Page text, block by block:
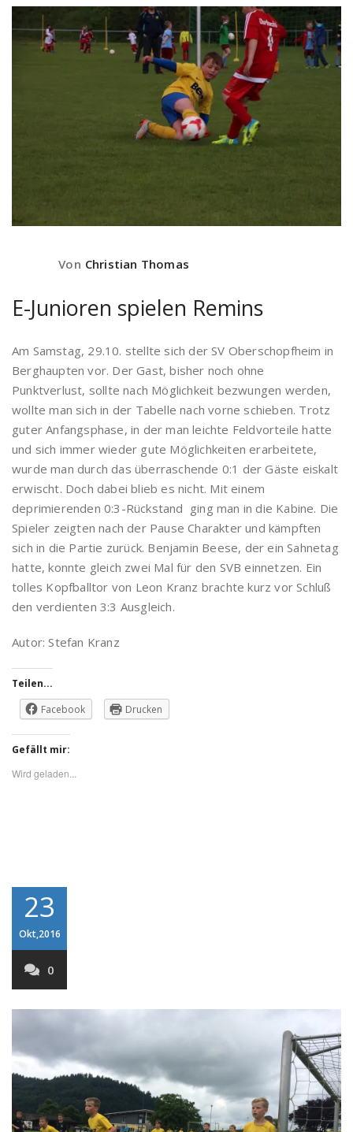
Von Christian Thomas
E-Junioren spielen Remins
Am Samstag, 29.10. stellte sich der SV Oberschopfheim in
Berghaupten vor. Der Gast, bisher noch ohne
Punktverlust, sollte nach Möglichkeit bezwungen werden,
wollte man sich in der Tabelle nach vorne schieben. Trotz
guter Anfangsphase, in der man leichte Feldvorteile hatte
und sich immer wieder gute Möglichkeiten erarbeitete,
wurde man durch das überraschende 0:1 der Gäste eiskalt
erwischt. Doch dabei blieb es nicht. Mit einem
deprimierenden 0:3-Rückstand ging man in die Kabine. Die
Spieler zeigten nach der Pause Charakter und kämpften
sich in die Partie zurück. Benjamin Beese, der ein Sahnetag
hatte, konnte gleich zwei Mal für den SVB einnetzen. Ein
tolles Kopfballtor von Leon Kranz brachte kurz vor Schluß
den verdienten 3:3 Ausgleich.
Autor: Stefan Kranz
Teilen...
Facebook
Drucken
Gefällt mir:
Wird geladen...
23
Okt,2016
0